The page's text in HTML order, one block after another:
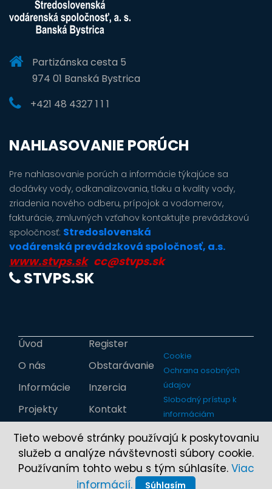
Partizánska cesta 5
974 01 Banská Bystrica
+421 48 4327 1 1 1
NAHLASOVANIE PORÚCH
Pre nahlasovanie porúch a informácie týkajúce sa
dodávky vody, odkanalizovania, tlaku a kvality vody,
zriadenia nového odberu, prípojok a vodomerov,
fakturácie, zmluvných vzťahov kontaktujte prevádzkovú
spoločnosť: Stredoslovenská
vodárenská prevádzková spoločnosť, a.s.
www.stvps.sk cc@stvps.sk
STVPS.SK
Úvod
O nás
Informácie
Projekty
Register
Obstarávanie
Inzercia
Kontakt
Cookie
Ochrana osobných
údajov
Slobodný prístup k
informáciám
Tieto webové stránky používajú k poskytovaniu
služeb a analýze návštevnosti súbory cookie.
Používaním tohto webu s tým súhlasíte. Viac
informácií.
Súhlasím